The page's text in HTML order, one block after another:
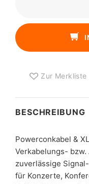
VERBINUNG
KABEL
MENGEZur
BESCHREIBUNG
Powerconkabel &
Verkabelungs-
zuverlässige
für Konzerte,